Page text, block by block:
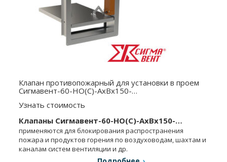
Клапан противопожарный для установки в проем
Сигмавент-60-НО(С)-АхВx150-…
Узнать стоимость
Клапаны Сигмавент-60-НО(С)-АхВx150-…
применяются для блокирования распространения
пожара и продуктов горения по воздуховодам, шахтам и
каналам систем вентиляции и др.